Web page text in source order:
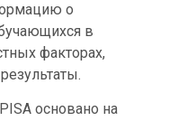
о
в
факторах,
основано на